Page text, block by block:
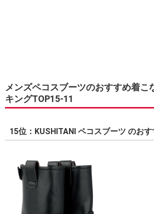
メンズペコスブーツのおすすめ着こ
キングTOP15-11
15位：KUSHITANI ペコスブーツ のお